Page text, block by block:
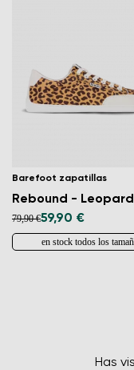
Barefoot zapatillas
Rebound - Leopard
79,90 €59,90 €
en stock todos los
Has